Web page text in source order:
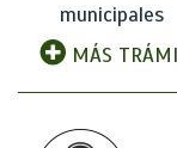
municipales
MÁS